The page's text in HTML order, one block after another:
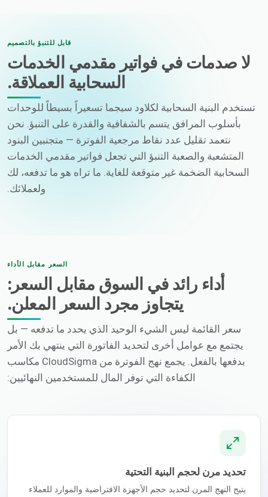
قابل للتنبؤ بالتصميم
لا صدمات في فواتير مقدمي الخدمات
السحابية العملاقة.
تستخدم البنية السحابية لكلاود سيجما تسعيراً بسيطاً للوحدات
بأسلوب المرافق يتسم بالشفافية والقدرة على التنبؤ. نحن
نتعمد تقليل عدد نقاط مرجعية الفوترة — متجنبين البنود
المتشعبة والصعبة التنبؤ التي تجعل فواتير مقدمي الخدمات
السحابية الضخمة غير متوقعة للغاية. ما تراه هو ما تدفعه، لك
ولعملائك.
السعر مقابل الأداء
أداء رائد في السوق مقابل السعر:
يتجاوز مجرد السعر المعلن.
سعر القائمة ليس الشيء الوحيد الذي يحدد ما تدفعه — بل
يجتمع مع عوامل أخرى لتحديد الفاتورة التي ينتهي بك الأمر
بدفعها بالفعل. يجمع نهج الفوترة من CloudSigma مكاسب
الكفاءة التي توفر المال للمستخدمين النهائيين:
تحديد مرن لحجم البنية التحتية
يتيح النهج المرن لتحديد حجم الأجهزة الافتراضية والموارد للعملاء